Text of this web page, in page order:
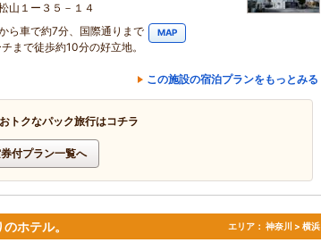
山１ー３５－１４
ら車で約7分、国際通りまで
まで徒歩約10分の好立地。
MAP
この施設の宿泊プランをもっとみる
トクなパック旅行はコチラ
付プラン一覧へ
ホテル。 エリア： 神奈川 > 横浜